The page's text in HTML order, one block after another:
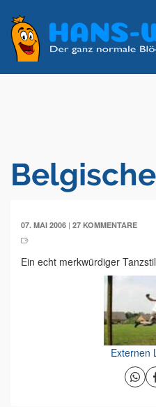
07. MAI 2006 | 27 KOMMENTARE
Ein echt merkwürdiger
Externen